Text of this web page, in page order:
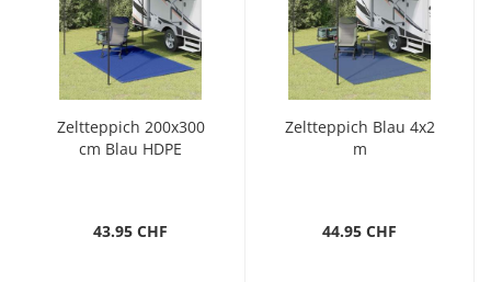
Zeltteppich 200x300
cm Blau HDPE
43.95 CHF
Zeltteppich Blau 4x2
m
44.95 CHF